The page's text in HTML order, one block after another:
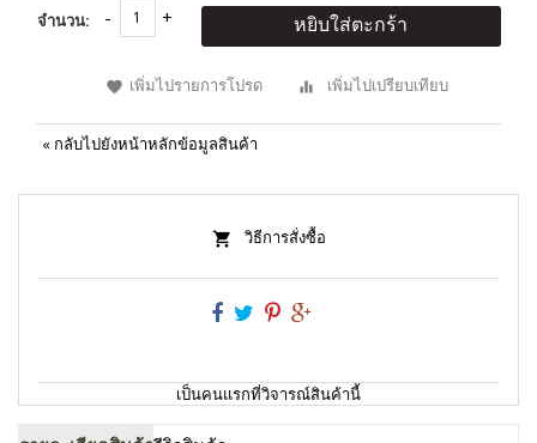
จำนวน: หยิบใส่ตะกร้า
เพิ่มไปรายการโปรด เพิ่มไปเปรียบเทียบ
« กลับไปยังหน้าหลักข้อมูลสินค้า
วิธีการสั่งซื้อ
เป็นคนแรกที่วิจารณ์สินค้านี้